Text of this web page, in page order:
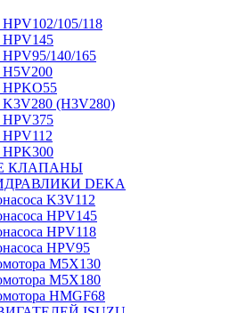
HPV102/105/118
HPV145
HPV95/140/165
H5V200
HPKO55
K3V280 (H3V280)
HPV375
HPV112
HPK300
КЛАПАНЫ
DEKA
K3V112
HPV145
HPV118
HPV95
M5X130
M5X180
HMGF68